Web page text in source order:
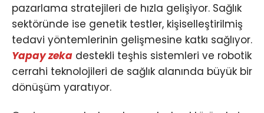
pazarlama stratejileri de hızla gelişiyor. Sağlık
sektöründe ise genetik testler, kişiselleştirilmiş
tedavi yöntemlerinin gelişmesine katkı sağlıyor.
Yapay zeka destekli teşhis sistemleri ve robotik
cerrahi teknolojileri de sağlık alanında büyük bir
dönüşüm yaratıyor.